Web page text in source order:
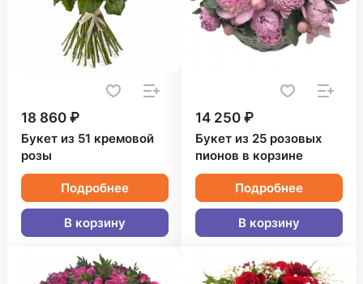
18 860 ₽
Букет из 51 кремовой
розы
Подробнее
В корзину
14 250 ₽
Букет из 25 розовых
пионов в корзине
Подробнее
В корзину